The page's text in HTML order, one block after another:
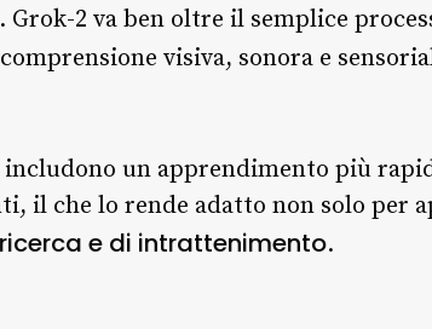
2 va ben oltre il semplice
visiva, sonora e
un apprendimento più
il che lo rende adatto non solo per
e di intrattenimento.